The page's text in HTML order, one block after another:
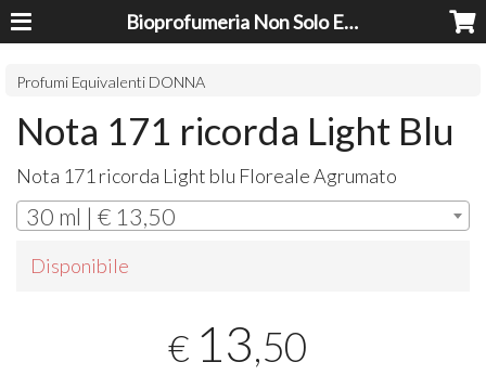
Bioprofumeria Non Solo Essenze
Profumi Equivalenti DONNA
Nota 171 ricorda Light Blu
Nota 171 ricorda Light blu Floreale Agrumato
30 ml | € 13,50
Disponibile
€ 13,50